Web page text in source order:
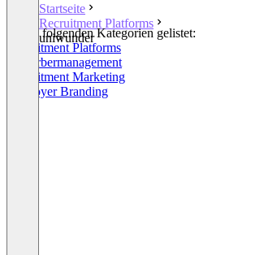
Startseite
Recruitment Platforms
uniwunder
In den folgenden Kategorien gelistet:
Recruitment Platforms
Bewerbermanagement
Recruitment Marketing
Employer Branding